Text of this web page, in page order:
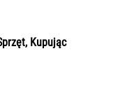
Kupując